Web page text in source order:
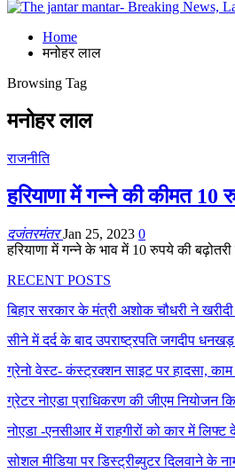
Home
मनोहर लाल
Browsing Tag
मनोहर लाल
राजनीति
हरियाणा में गन्ने की कीमत 10
दजंतरमंतरJan 25, 2023 0
हरियाणा में गन्ने के भाव में 10 रुपये की
RECENT POSTS
बिहार सरकार के मंत्री अशोक चौधरी ने
सीने में दर्द के बाद उपराष्ट्रपति जगदीप धनखड़
ग्रेनो वेस्ट- कंस्ट्रक्शन साइट पर हादसा,
ग्रेटर नोएडा प्राधिकरण की जीएम
नोएडा -एनसीआर में राहगीरों को कार में
सोशल मीडिया पर डिस्ट्रीब्युटर दिलवाने के